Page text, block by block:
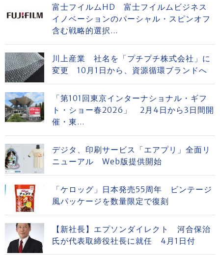
富士フイルムHD 富士フイルムビジネス
イノベーションのパーシャル・スピンオフ
含む戦略的選択...
川上産業 社名を「プチプチ株式会社」に
変更 10月1日から、資源循環ブランドへ
「第101回東京インターナショナル・ギフ
ト・ショー春2026」 2月4日から3日間開
催・東...
デジタ、印刷サービス「エアプリ」全面リ
ニューアル Web版提供開始
「ケロッグ」日本発売55周年 ビンテージ
風パッケージを数量限定で復刻
【新社長】エプソンダイレクト 河合保治
氏が代表取締役社長に就任 4月1日付